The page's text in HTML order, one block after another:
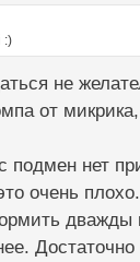
:)
не
от
подмен нет
очень плохо.
дважды
Достаточно